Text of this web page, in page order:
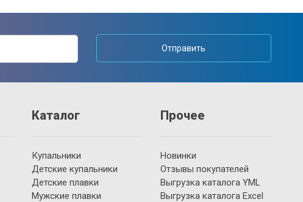
Отправить
Каталог
Купальники
Детские купальники
Детские плавки
Мужские плавки
Прочее
Новинки
Отзывы покупателей
Выгрузка каталога YML
Выгрузка каталога Excel